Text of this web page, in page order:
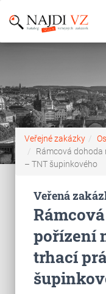
Veřejné zakázky
Rámcová
– TNT šupinkového
Veřená
pořízení
trhací